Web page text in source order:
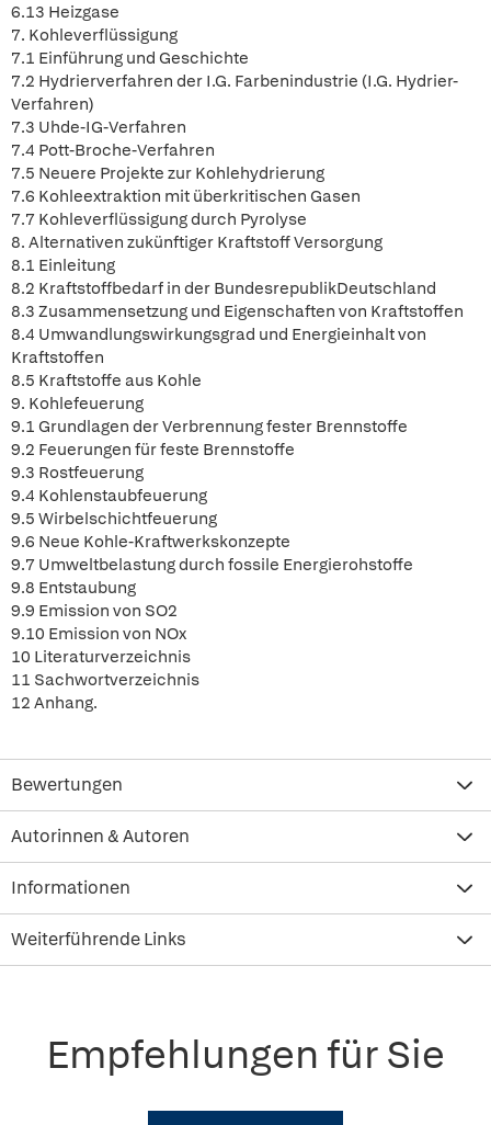
6.13 Heizgase
7. Kohleverflüssigung
7.1 Einführung und Geschichte
7.2 Hydrierverfahren der I.G. Farbenindustrie (I.G. Hydrier-
Verfahren)
7.3 Uhde-IG-Verfahren
7.4 Pott-Broche-Verfahren
7.5 Neuere Projekte zur Kohlehydrierung
7.6 Kohleextraktion mit überkritischen Gasen
7.7 Kohleverflüssigung durch Pyrolyse
8. Alternativen zukünftiger Kraftstoff Versorgung
8.1 Einleitung
8.2 Kraftstoffbedarf in der BundesrepublikDeutschland
8.3 Zusammensetzung und Eigenschaften von Kraftstoffen
8.4 Umwandlungswirkungsgrad und Energieinhalt von
Kraftstoffen
8.5 Kraftstoffe aus Kohle
9. Kohlefeuerung
9.1 Grundlagen der Verbrennung fester Brennstoffe
9.2 Feuerungen für feste Brennstoffe
9.3 Rostfeuerung
9.4 Kohlenstaubfeuerung
9.5 Wirbelschichtfeuerung
9.6 Neue Kohle-Kraftwerkskonzepte
9.7 Umweltbelastung durch fossile Energierohstoffe
9.8 Entstaubung
9.9 Emission von SO2
9.10 Emission von NOx
10 Literaturverzeichnis
11 Sachwortverzeichnis
12 Anhang.
Bewertungen
Autorinnen & Autoren
Informationen
Weiterführende Links
Empfehlungen für Sie